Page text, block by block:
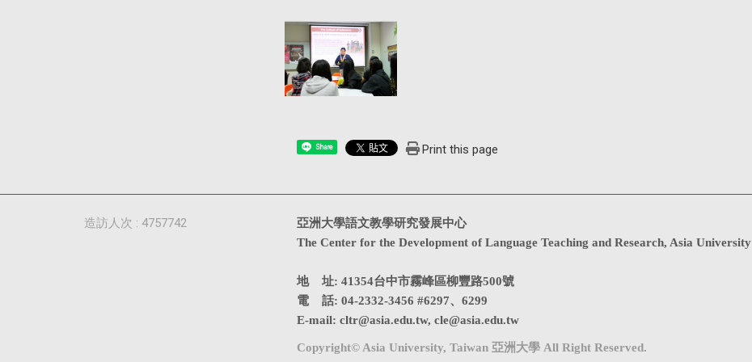
Share Print this page
亞洲大學語文教學研究發展中心
The Center for the Development of Language Teaching and Research, Asia University
地 址: 41354台中市霧峰區柳豐路500號
電 話: 04-2332-3456 #6297、6299
E-mail: cltr@asia.edu.tw, cle@asia.edu.tw
Copyright© Asia University, Taiwan 亞洲大學 All Right Reserved.
造訪人次 : 4757742